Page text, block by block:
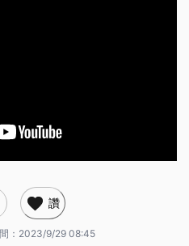
讚
： 2023/9/29 08:45